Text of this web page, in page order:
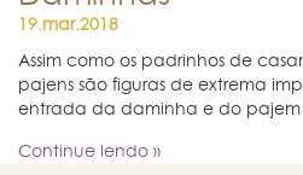
19.mar.2018
Assim como os padrinhos de
pajens são figuras de extrema
entrada da daminha e do pajem
Continue lendo »